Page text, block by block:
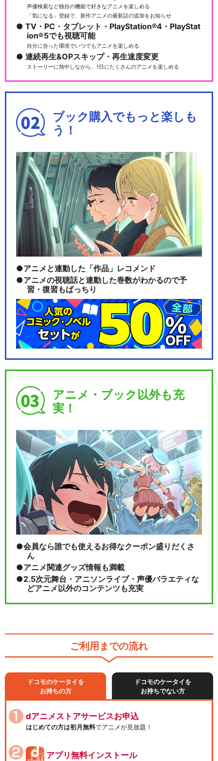
声優検索など独自の機能で好きなアニメを楽しめる
「気になる」登録で、新作アニメの最新話の追加をお知らせ
TV・PC・タブレット・PlayStation®4・PlayStat
ion®5でも視聴可能
自分に合った環境でいつでもアニメを楽しめる
連続再生&OPスキップ・再生速度変更
ストーリーに熱中しながら、1日にたくさんのアニメを楽しめる
ブック購入でもっと楽しも
う！
アニメと連動した「作品」レコメンド
アニメの視聴話と連動した巻数がわかるので予
習・復習もばっちり
アニメ・ブック以外も充
実！
会員なら誰でも使えるお得なクーポン盛りだくさ
ん
アニメ関連グッズ情報も満載
2.5次元舞台・アニソンライブ・声優バラエティな
どアニメ以外のコンテンツも充実
ご利用までの流れ
ドコモのケータイを
お持ちの方
ドコモのケータイを
お持ちでない方
dアニメストアサービスお申込
はじめての方は初月無料でアニメが見放題！
アプリ無料インストール